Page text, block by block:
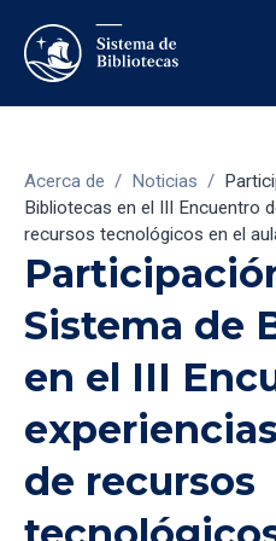
Acerca de / Noticias /
Bibliotecas en el III Encuentro
recursos tecnológicos en el
Sistema de
en el III
de recursos